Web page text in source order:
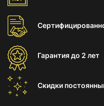
Гарантиядо 2 лет
Скидки